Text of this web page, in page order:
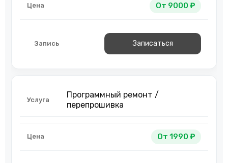
От 9000 ₽
Записаться
Программный ремонт /
перепрошивка
От 1990 ₽